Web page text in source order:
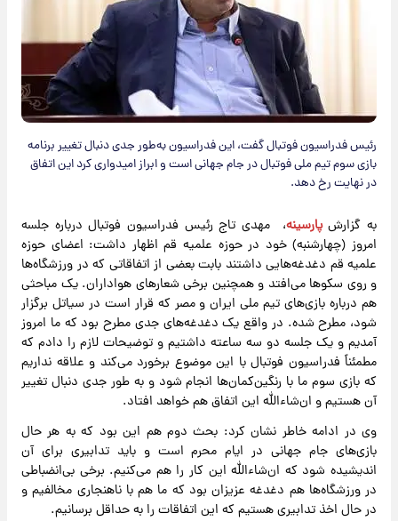
رئیس فدراسیون فوتبال گفت، این فدراسیون به‌طور جدی دنبال تغییر برنامه
بازی سوم تیم ملی فوتبال در جام جهانی است و ابراز امیدواری کرد این اتفاق
در نهایت رخ دهد.
به گزارشپارسینه، مهدی تاج رئیس فدراسیون فوتبال درباره جلسه
امروز (چهارشنبه) خود در حوزه علمیه قم اظهار داشت: اعضای حوزه
علمیه قم دغدغه‌هایی داشتند بابت بعضی از اتفاقاتی که در ورزشگاه‌ها
و روی سکوها می‌افتد و همچنین برخی شعارهای هواداران. یک مباحثی
هم درباره بازی‌های تیم ملی ایران و مصر که قرار است در سیاتل برگزار
شود، مطرح شده. در واقع یک دغدغه‌های جدی مطرح بود که ما امروز
آمدیم و یک جلسه دو سه ساعته داشتیم و توضیحات لازم را دادم که
مطمئناً فدراسیون فوتبال با این موضوع برخورد می‌کند و علاقه نداریم
که بازی سوم ما با رنگین‌کمان‌ها انجام شود و به طور جدی دنبال تغییر
آن هستیم و ان‌شاءالله این اتفاق هم خواهد افتاد.
وی در ادامه خاطر نشان کرد: بحث دوم هم این بود که به هر حال
بازی‌های جام جهانی در ایام محرم است و باید تدابیری برای آن
اندیشیده شود که ان‌شاءالله این کار را هم می‌کنیم. برخی بی‌انضباطی
در ورزشگاه‌ها هم دغدغه عزیزان بود که ما هم با ناهنجاری مخالفیم و
در حال اخذ تدابیری هستیم که این اتفاقات را به حداقل برسانیم.